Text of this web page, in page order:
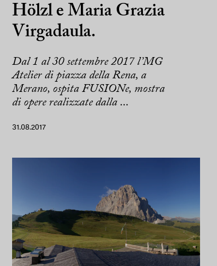
Hölzl e Maria Grazia
Virgadaula.
Dal 1 al 30 settembre 2017 l’MG
Atelier di piazza della Rena, a
Merano, ospita FUSIONe, mostra
di opere realizzate dalla ...
31.08.2017